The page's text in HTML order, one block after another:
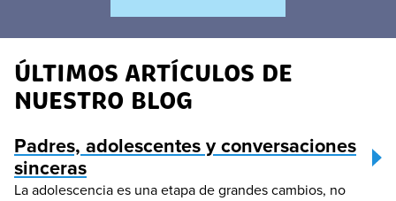
ÚLTIMOS ARTÍCULOS DE
NUESTRO BLOG
Padres, adolescentes y conversaciones
sinceras
La adolescencia es una etapa de grandes cambios, no